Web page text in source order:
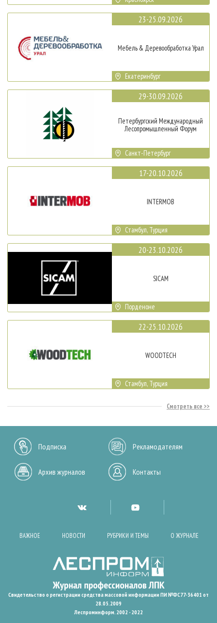
23-25.09.2026
Мебель & Деревообработка Урал
Екатеринбург
29-30.09.2026
Петербургский Международный
Лесопромышленный Форум
Санкт-Петербург
17-20.10.2026
INTERMOB
Стамбул, Турция
20-23.10.2026
SICAM
Порденоне
22-25.10.2026
WOODTECH
Стамбул, Турция
Смотреть все
Подписка Рекламодателям
Архив журналов Контакты
ВАЖНОЕ НОВОСТИ РУБРИКИ И ТЕМЫ О ЖУРНАЛЕ
Свидетельство о регистрации средства массовой информации ПИ №ФС77-36401 от
28.05.2009
Леспроминформ. 2002 - 2022